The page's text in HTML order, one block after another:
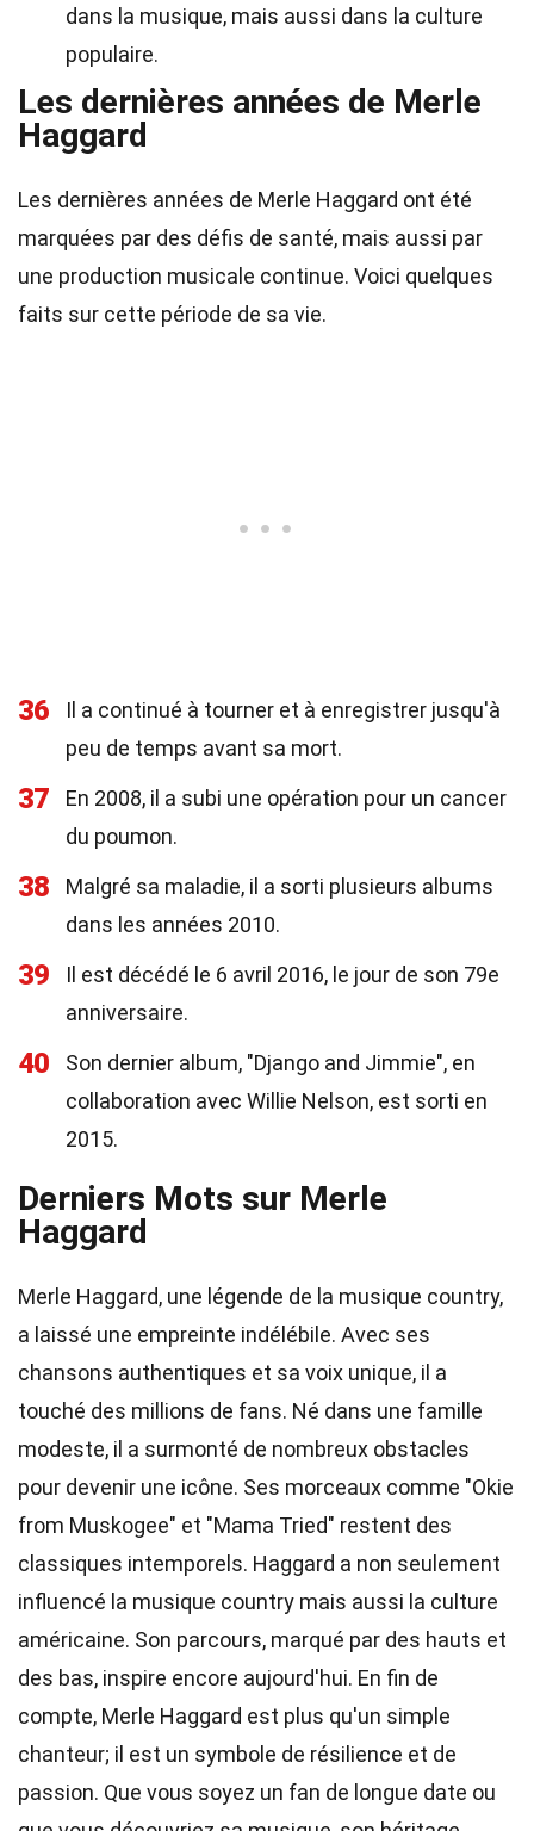
dans la musique, mais aussi dans la culture
populaire.
Les dernières années de Merle
Haggard
Les dernières années de Merle Haggard ont été
marquées par des défis de santé, mais aussi par
une production musicale continue. Voici quelques
faits sur cette période de sa vie.
36
Il a continué à tourner et à enregistrer jusqu'à
peu de temps avant sa mort.
37
En 2008, il a subi une opération pour un cancer
du poumon.
38
Malgré sa maladie, il a sorti plusieurs albums
dans les années 2010.
39
Il est décédé le 6 avril 2016, le jour de son 79e
anniversaire.
40
Son dernier album, "Django and Jimmie", en
collaboration avec Willie Nelson, est sorti en
2015.
Derniers Mots sur Merle
Haggard
Merle Haggard, une légende de la musique country,
a laissé une empreinte indélébile. Avec ses
chansons authentiques et sa voix unique, il a
touché des millions de fans. Né dans une famille
modeste, il a surmonté de nombreux obstacles
pour devenir une icône. Ses morceaux comme "Okie
from Muskogee" et "Mama Tried" restent des
classiques intemporels. Haggard a non seulement
influencé la musique country mais aussi la culture
américaine. Son parcours, marqué par des hauts et
des bas, inspire encore aujourd'hui. En fin de
compte, Merle Haggard est plus qu'un simple
chanteur; il est un symbole de résilience et de
passion. Que vous soyez un fan de longue date ou